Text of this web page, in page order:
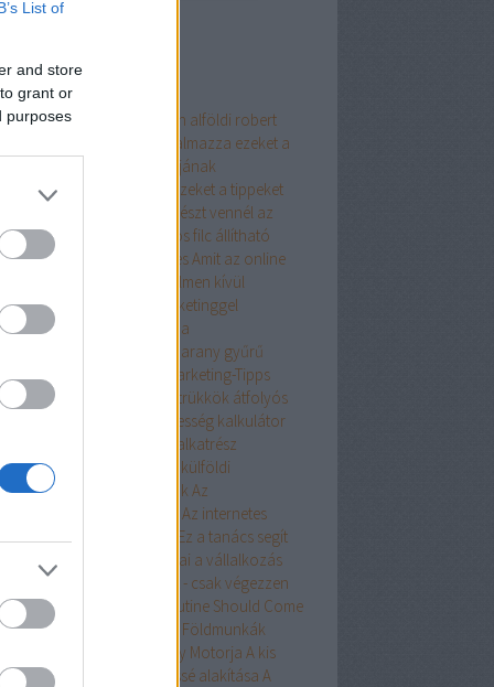
List of
and store
grant or
purposes
kerítésadidas samba green alföldi robert
Alkalmazza ezeket a
mobiltelefon webshopjának
Alkalmazza ezeket a tippeket
Alkatrészt vennél az
Így válassz!
alkoholos filc állítható
lámpa
amazing sitesAmit az online
Amit figyelmen kívül
a Bestbyte cikkmarketinggel
Ami hiányozhat a
arany gyűrű
gyűrűk
Artikel Marketing-Tipps
számítógépes tippek és trükkök átfolyós
átlagsebesség kalkulátor
Autóalkatrész
Autóalkatrész külföldi
gyűjtő
Azt akarjuk Az
Az internetes
hangsúlyozza Önt? Ez a tanács segít
Internet működésének módjai a vállalkozás
Az otthona jobb lehet - csak végezzen
fejlesztést
A Beauty Routine Should Come
A Monthly Payment
A Gépi Földmunkák
- Az Építőipar Hatékony Motorja A kis
nagy személyes fejlődéssé alakítása A